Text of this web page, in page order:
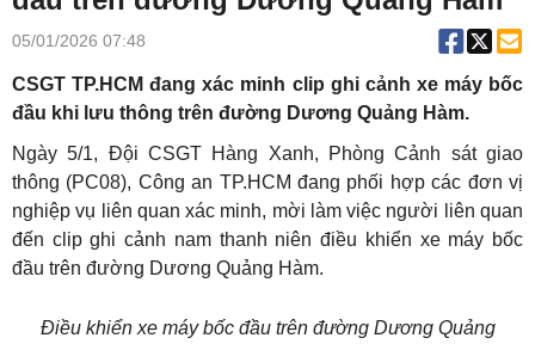
05/01/2026 07:48
CSGT TP.HCM đang xác minh clip ghi cảnh xe máy bốc
đầu khi lưu thông trên đường Dương Quảng Hàm.
Ngày 5/1, Đội CSGT Hàng Xanh, Phòng Cảnh sát giao
thông (PC08), Công an TP.HCM đang phối hợp các đơn vị
nghiệp vụ liên quan xác minh, mời làm việc người liên quan
đến clip ghi cảnh nam thanh niên điều khiển xe máy bốc
đầu trên đường Dương Quảng Hàm.
Điều khiển xe máy bốc đầu trên đường Dương Quảng